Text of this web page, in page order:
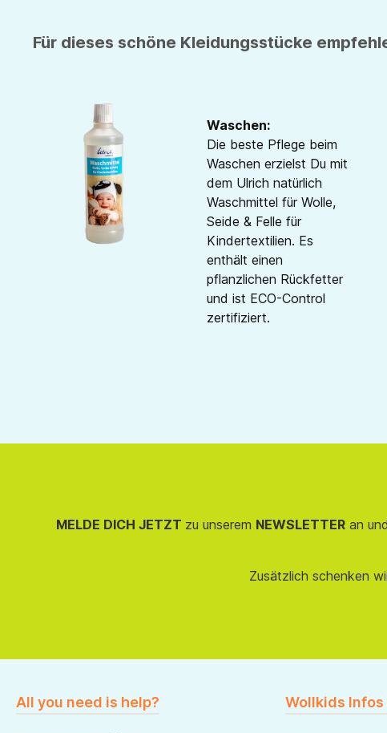
Für dieses schöne Kleidungsstücke
Waschen:
Die beste Pflege beim
Waschen erzielst Du mit
dem Ulrich natürlich
Waschmittel für Wolle,
Seide & Felle für
Kindertextilien. Es
enthält einen
pflanzlichen Rückfetter
und ist ECO-Control
zertifiziert.
MELDE DICH JETZT zu unserem NEWSLETTERan
Zusätzlich schenken
All you need is help? Wollkids Infos